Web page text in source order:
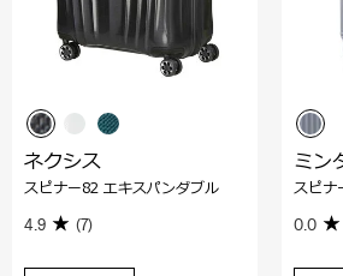
ネクシス
スピナー82 エキスパンダブル
4.9 (7)
ミン
スピナ
0.0